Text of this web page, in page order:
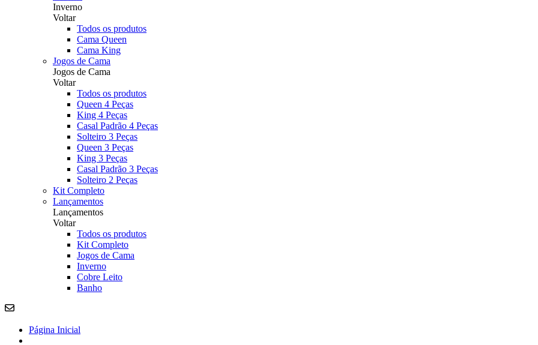
Inverno
Voltar
Todos os produtos
Cama Queen
Cama King
Jogos de Cama
Jogos de Cama
Voltar
Todos os produtos
Queen 4 Peças
King 4 Peças
Casal Padrão 4 Peças
Solteiro 3 Peças
Queen 3 Peças
King 3 Peças
Casal Padrão 3 Peças
Solteiro 2 Peças
Kit Completo
Lançamentos
Lançamentos
Voltar
Todos os produtos
Kit Completo
Jogos de Cama
Inverno
Cobre Leito
Banho
Página Inicial